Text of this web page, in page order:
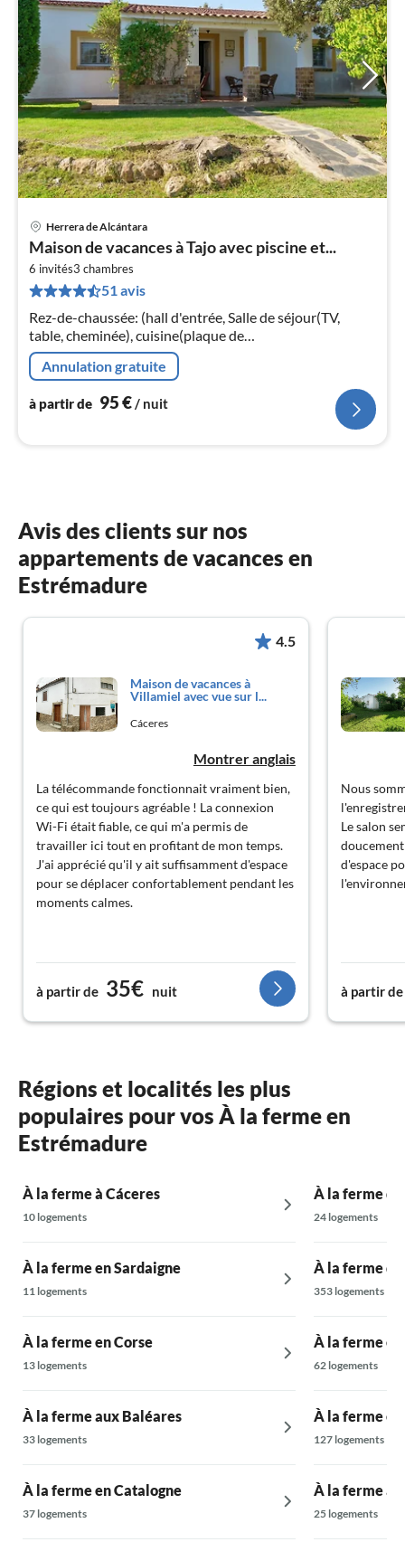
Herrera de Alcántara
Maison de vacances à Tajo avec piscine et...
6 invités3 chambres
51 avis
Rez-de-chaussée: (hall d'entrée, Salle de séjour(TV,
table, cheminée), cuisine(plaque de
cuisson(vitrocéramique), micro ondes, lave-vaisselle ),
chambre(Lit double petite taille)
Annulation gratuite
à partir de 95€/ nuit
Avis des clients sur nos
appartements de vacances en
Estrémadure
4.5
Maison de vacances à
Villamiel avec vue sur l...
Cáceres
Montrer anglais
La télécommande fonctionnait vraiment bien,
ce qui est toujours agréable ! La connexion
Wi-Fi était fiable, ce qui m'a permis de
travailler ici tout en profitant de mon temps.
J'ai apprécié qu'il y ait suffisamment d'espace
pour se déplacer confortablement pendant les
moments calmes.
à partir de 35€ nuit
Nous
Le salon
d'espace
à partir de
Régions et localités les plus
populaires pour vos À la ferme en
Estrémadure
À la ferme à Cáceres
10 logements
À la ferme en Sardaigne
11 logements
À la ferme en Corse
13 logements
À la ferme aux Baléares
33 logements
À la ferme en Catalogne
37 logements
À la ferme
24 logements
À la ferme
353 logements
À la ferme
62 logements
À la ferme
127 logements
À la ferme à
25 logements